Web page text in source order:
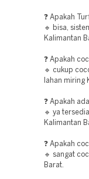
❓ Apakah
🔹 bisa,
Kalimantan
❓ Apakah
🔹 cukup
lahan miring
❓ Apakah
🔹 ya
Kalimantan
❓ Apakah
🔹 sangat
Barat.